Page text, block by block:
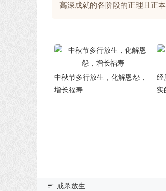
高深成就的各阶段的正理且正
中秋节多行放生，化解恩怨，
增长福寿
经
实
戒杀放生